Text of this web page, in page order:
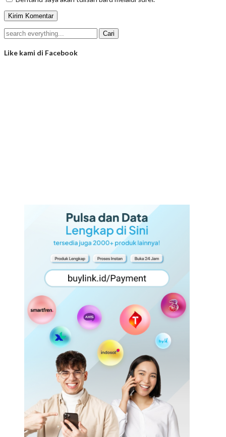
Like kami di Facebook